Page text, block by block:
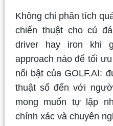
Không chỉ phân tích
chiến thuật cho cú
driver hay iron khi
approach nào để tối
nổi bật của GOLF.AI:
thuật số đến với
mong muốn tự lập
chính xác và chuyên